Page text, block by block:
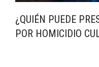
¿QUIÉN PUEDE
POR HOMICIDIO